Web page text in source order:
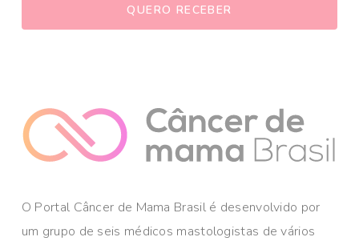
O Portal Câncer de Mama Brasil é desenvolvido por
um grupo de seis médicos mastologistas de vários